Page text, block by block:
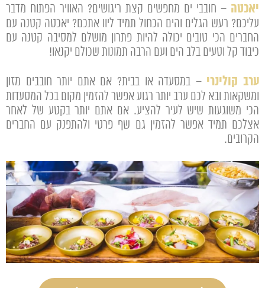
יאכטה – חובבי ים מחפשים קצת ריגושים? האוויר הפתוח מדבר
עליכם? רעש הגלים והים הכחול תמיד ליוו אתכם? יאכטה קטנה עם
החברים הכי טובים יכולה להיות פתרון מושלם למסיבה קטנה עם
כיבוד קל וטעים בלב הים ועם הרבה תמונות שכולם יקנאו!
ערב קולינרי – במסעדה או בבית? אם אתם יותר חובבים מזון
ומשקאות ובא לכם ערב יותר רגוע אפשר להזמין מקום בכל המסעדות
הכי משוגעות שיש לעיר להציע. אם אתם יותר בקטע של לאחר
אצלכם תמיד אפשר להזמין גם שף פרטי ולהתפנק עם החברים
הקרובים.